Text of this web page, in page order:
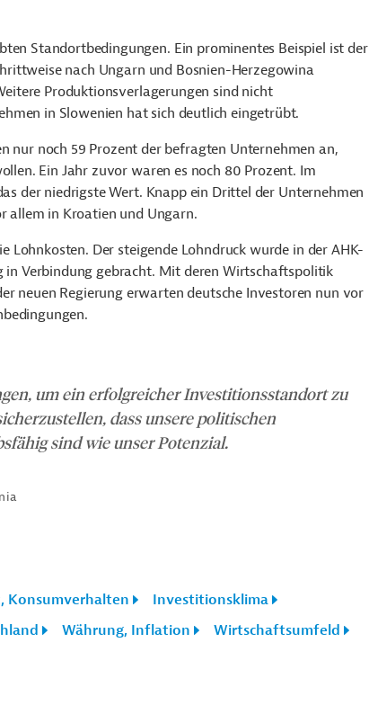
Standortbedingungen. Ein prominentes Beispiel ist der
nach Ungarn und Bosnien-Herzegowina
Produktionsverlagerungen sind nicht
in Slowenien hat sich deutlich eingetrübt.
nur noch 59 Prozent der befragten Unternehmen an,
Ein Jahr zuvor waren es noch 80 Prozent. Im
der niedrigste Wert. Knapp ein Drittel der Unternehmen
allem in Kroatien und Ungarn.
Lohnkosten. Der steigende Lohndruck wurde in der AHK-
Verbindung gebracht. Mit deren Wirtschaftspolitik
neuen Regierung erwarten deutsche Investoren nun vor
um ein erfolgreicher Investitionsstandort zu
dass unsere politischen
sind wie unser Potenzial.
Konsumverhalten
Investitionsklima
Währung, Inflation Wirtschaftsumfeld